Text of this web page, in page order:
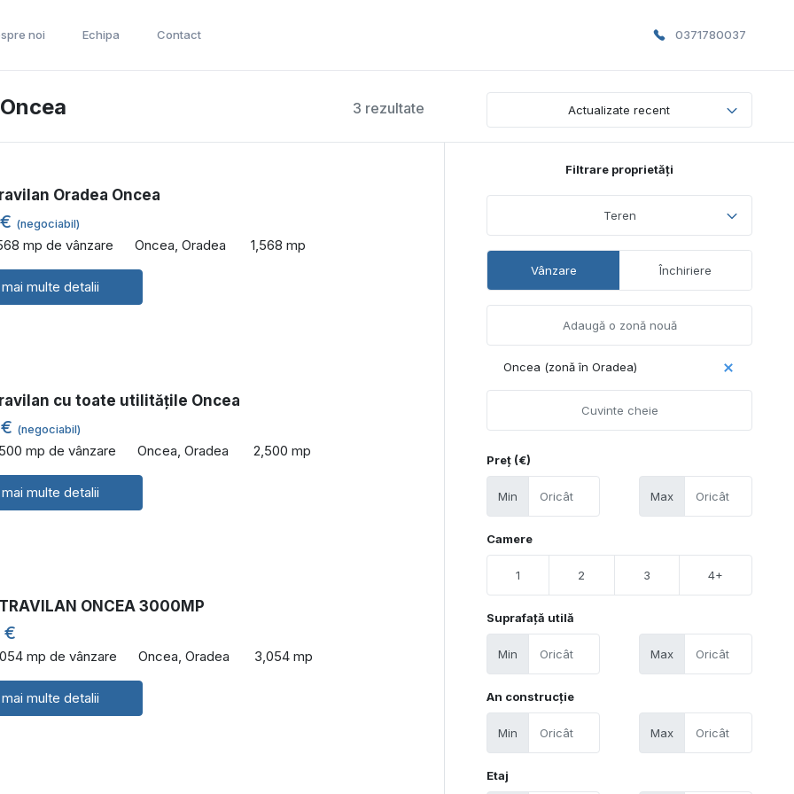
noi Echipa Contact 0371780037
3 rezultate Actualizate recent
Oradea Oncea
(negociabil)
mp de vânzare Oncea, Oradea 1,568 mp
multe detalii
cu toate utilitățile Oncea
(negociabil)
mp de vânzare Oncea, Oradea 2,500 mp
multe detalii
ONCEA 3000MP
€
mp de vânzare Oncea, Oradea 3,054 mp
multe detalii
Filtrare proprietăți
Teren
Vânzare Închiriere
Oncea (zonă în Oradea)
Preț (€)
Min Max
Camere
1 2 3 4+
Suprafață utilă
Min Max
An construcție
Min Max
Etaj